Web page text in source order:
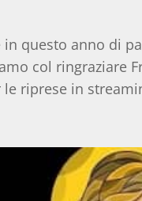
in questo anno di
col ringraziare
riprese in